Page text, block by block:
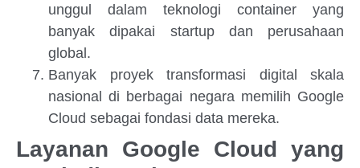
unggul dalam teknologi container yang
banyak dipakai startup dan perusahaan
global.
Banyak proyek transformasi digital skala
nasional di berbagai negara memilih Google
Cloud sebagai fondasi data mereka.
Layanan Google Cloud yang